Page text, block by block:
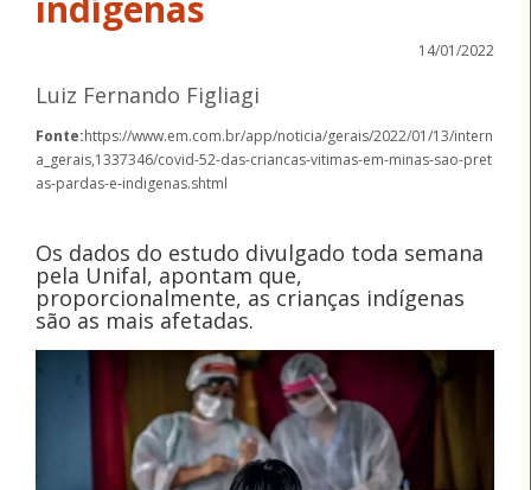
14/01/2022
Luiz Fernando Figliagi
Fonte:https://www.em.com.br/app/noticia/gerais/2022/01/13/intern
a_gerais,1337346/covid-52-das-criancas-vitimas-em-minas-sao-pret
as-pardas-e-indigenas.shtml
Os dados do estudo divulgado toda semana
pela Unifal, apontam que,
proporcionalmente, as crianças indígenas
são as mais afetadas.